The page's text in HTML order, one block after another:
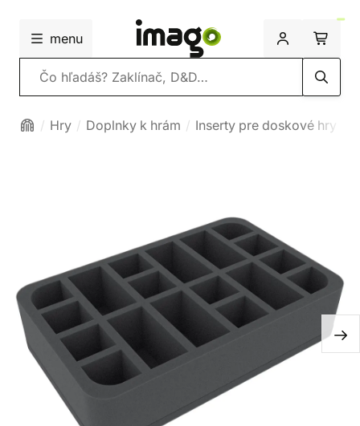
menu
Vyhľadávanie
Hry Doplnky k hrám Inserty pre doskové hry